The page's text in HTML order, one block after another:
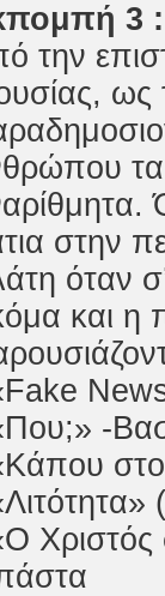
3 :
την
ως
τα
στην
όταν
και η
-